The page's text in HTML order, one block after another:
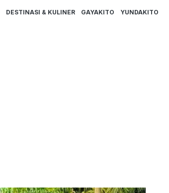
DESTINASI & KULINER GAYAKITO YUNDAKITO